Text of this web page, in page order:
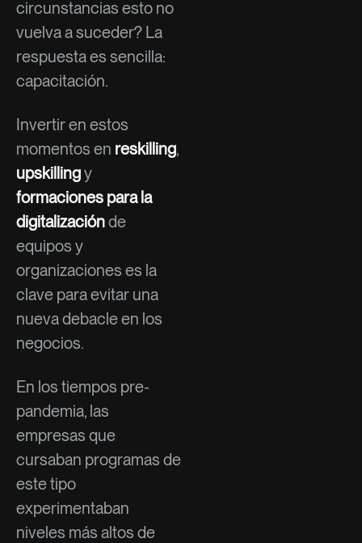
circunstancias esto no
vuelva a suceder? La
respuesta es sencilla:
capacitación.
Invertir en estos
momentos en reskilling,
upskillingy
formaciones para la
digitalizaciónde
equipos y
organizaciones es la
clave para evitar una
nueva debacle en los
negocios.
En los tiempos pre-
pandemia, las
empresas que
cursaban programas de
este tipo
experimentaban
niveles más altos de